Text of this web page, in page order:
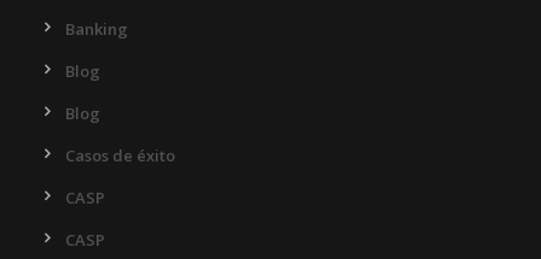
Banking
Blog
Blog
Casos de éxito
CASP
CASP